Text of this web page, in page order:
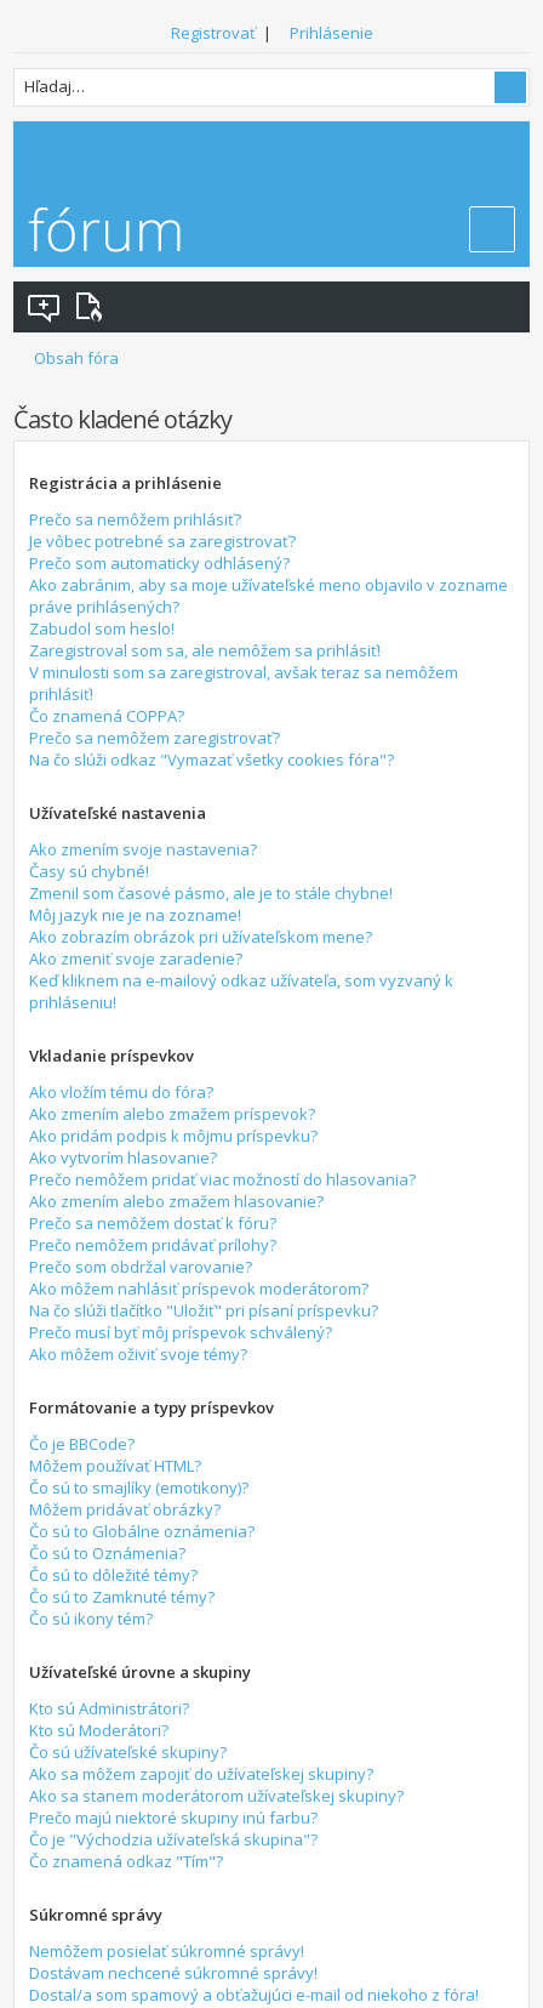
Registrovať| Prihlásenie
Obsah fóra
Často kladené otázky
Registrácia a prihlásenie
Prečo sa nemôžem prihlásiť?
Je vôbec potrebné sa zaregistrovať?
Prečo som automaticky odhlásený?
Ako zabránim, aby sa moje užívateľské meno objavilo v zozname
práve prihlásených?
Zabudol som heslo!
Zaregistroval som sa, ale nemôžem sa prihlásiť!
V minulosti som sa zaregistroval, avšak teraz sa nemôžem
prihlásiť!
Čo znamená COPPA?
Prečo sa nemôžem zaregistrovať?
Na čo slúži odkaz "Vymazať všetky cookies fóra"?
Užívateľské nastavenia
Ako zmením svoje nastavenia?
Časy sú chybné!
Zmenil som časové pásmo, ale je to stále chybne!
Môj jazyk nie je na zozname!
Ako zobrazím obrázok pri užívateľskom mene?
Ako zmeniť svoje zaradenie?
Keď kliknem na e-mailový odkaz užívateľa, som vyzvaný k
prihláseniu!
Vkladanie príspevkov
Ako vložím tému do fóra?
Ako zmením alebo zmažem príspevok?
Ako pridám podpis k môjmu príspevku?
Ako vytvorím hlasovanie?
Prečo nemôžem pridať viac možností do hlasovania?
Ako zmením alebo zmažem hlasovanie?
Prečo sa nemôžem dostať k fóru?
Prečo nemôžem pridávať prílohy?
Prečo som obdržal varovanie?
Ako môžem nahlásiť príspevok moderátorom?
Na čo slúži tlačítko "Uložiť" pri písaní príspevku?
Prečo musí byť môj príspevok schválený?
Ako môžem oživiť svoje témy?
Formátovanie a typy príspevkov
Čo je BBCode?
Môžem používať HTML?
Čo sú to smajlíky (emotikony)?
Môžem pridávať obrázky?
Čo sú to Globálne oznámenia?
Čo sú to Oznámenia?
Čo sú to dôležité témy?
Čo sú to Zamknuté témy?
Čo sú ikony tém?
Užívateľské úrovne a skupiny
Kto sú Administrátori?
Kto sú Moderátori?
Čo sú užívateľské skupiny?
Ako sa môžem zapojiť do užívateľskej skupiny?
Ako sa stanem moderátorom užívateľskej skupiny?
Prečo majú niektoré skupiny inú farbu?
Čo je "Východzia užívateľská skupina"?
Čo znamená odkaz "Tím"?
Súkromné správy
Nemôžem posielať súkromné správy!
Dostávam nechcené súkromné správy!
Dostal/a som spamový a obťažujúci e-mail od niekoho z fóra!